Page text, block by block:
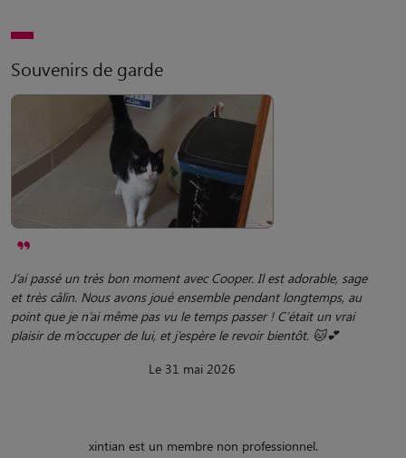
Souvenirs de garde
J’ai passé un très bon moment avec Cooper. Il est adorable, sage
et très câlin. Nous avons joué ensemble pendant longtemps, au
point que je n’ai même pas vu le temps passer ! C’était un vrai
plaisir de m’occuper de lui, et j’espère le revoir bientôt. 🐱💕
Le 31 mai 2026
xintian est un membre non professionnel.